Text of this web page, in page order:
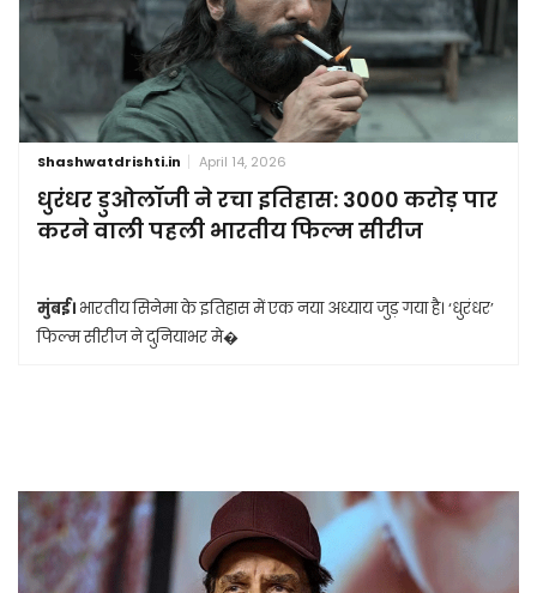
Shashwatdrishti.in April 14, 2026
धुरंधर डुओलॉजी ने रचा इतिहास: 3000 करोड़ पार
करने वाली पहली भारतीय फिल्म सीरीज
मुंबई। भारतीय सिनेमा के इतिहास में एक नया अध्याय जुड़ गया है। ‘धुरंधर’
फिल्म सीरीज ने दुनियाभर मे�